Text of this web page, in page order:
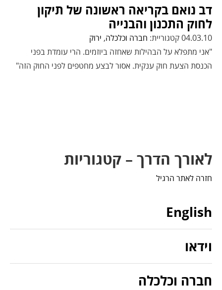
דב נואם בקריאה ראשונה של תיקון
לחוק התכנון והבנייה
04.03.10 קטגוריית: חברה וכלכלה, ירוק
"אני מתפלא על הבהילות שאחזה ביוזמים. הרי עומדת בפני
הכנסת הצעת חוק ענקית. אסור לבצע מחטפים לפני החוק הזה"
לאורך הדרך – קטגוריות
חזרה לאתר הרגיל
English
וידאו
חברה וכלכלה